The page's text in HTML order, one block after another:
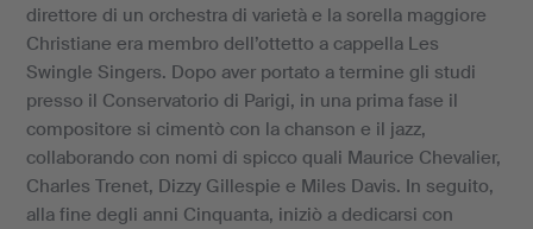
direttore di un orchestra di varietà e la sorella maggiore
Christiane era membro dell’ottetto a cappella Les
Swingle Singers. Dopo aver portato a termine gli studi
presso il Conservatorio di Parigi, in una prima fase il
compositore si cimentò con la chanson e il jazz,
collaborando con nomi di spicco quali Maurice Chevalier,
Charles Trenet, Dizzy Gillespie e Miles Davis. In seguito,
alla fine degli anni Cinquanta, iniziò a dedicarsi con